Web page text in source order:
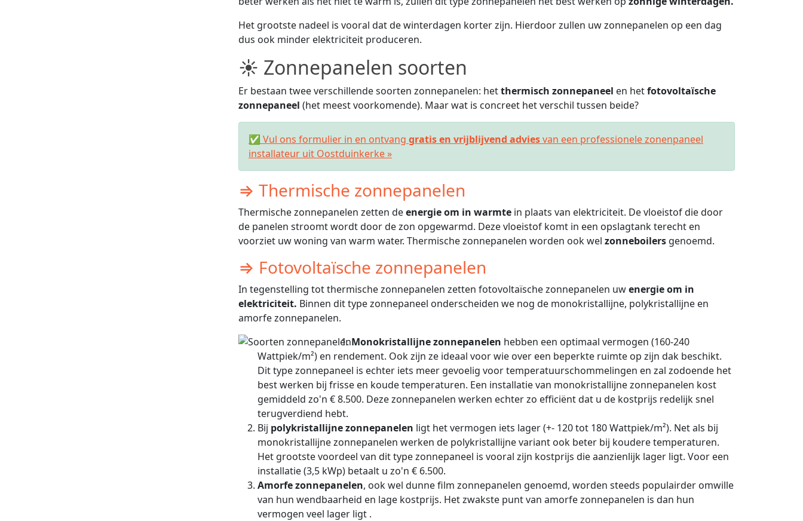
Het grootste nadeel is vooral dat de winterdagen korter zijn. Hierdoor zullen uw zonnepanelen op een dag
dus ook minder elektriciteit produceren.
☀ Zonnepanelen soorten
Er bestaan twee verschillende soorten zonnepanelen: hetthermisch zonnepaneel en hetfotovoltaïsche
zonnepaneel (het meest voorkomende). Maar wat is concreet het verschil tussen beide?
✅ Vul ons formulier in en ontvang gratis en vrijblijvend adviesvan een professionele zonenpaneel
installateur uit Oostduinkerke »
⇒ Thermische zonnepanelen
Thermische zonnepanelen zetten deenergie om in warmte in plaats van elektriciteit. De vloeistof die door
de panelen stroomt wordt door de zon opgewarmd. Deze vloeistof komt in een opslagtank terecht en
voorziet uw woning van warm water. Thermische zonnepanelen worden ook wel zonneboilers genoemd.
⇒ Fotovoltaïsche zonnepanelen
In tegenstelling tot thermische zonnepanelen zetten fotovoltaïsche zonnepanelen uwenergie om in
elektriciteit. Binnen dit type zonnepaneel onderscheiden we nog de monokristallijne, polykristallijne en
amorfe zonnepanelen.
Monokristallijne zonnepanelen hebben een optimaal vermogen (160-240
Wattpiek/m²) en rendement. Ook zijn ze ideaal voor wie over een beperkte ruimte op zijn dak beschikt.
Dit type zonnepaneel is echter iets meer gevoelig voor temperatuurschommelingen en zal zodoende het
best werken bij frisse en koude temperaturen. Een installatie van monokristallijne zonnepanelen kost
gemiddeld zo'n € 8.500. Deze zonnepanelen werken echter zo efficiënt dat u de kostprijs redelijk snel
terugverdiend hebt.
Bij polykristallijne zonnepanelen ligt het vermogen iets lager (+- 120 tot 180 Wattpiek/m²). Net als bij
monokristallijne zonnepanelen werken de polykristallijne variant ook beter bij koudere temperaturen.
Het grootste voordeel van dit type zonnepaneel is vooral zijn kostprijs die aanzienlijk lager ligt. Voor een
installatie (3,5 kWp) betaalt u zo'n € 6.500.
Amorfe zonnepanelen, ook wel dunne film zonnepanelen genoemd, worden steeds populairder omwille
van hun wendbaarheid en lage kostprijs. Het zwakste punt van amorfe zonnepanelen is dan hun
vermogen veel lager ligt .